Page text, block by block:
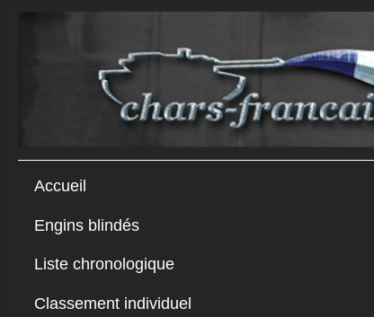
Accueil
Engins blindés
Liste chronologique
Classement individuel